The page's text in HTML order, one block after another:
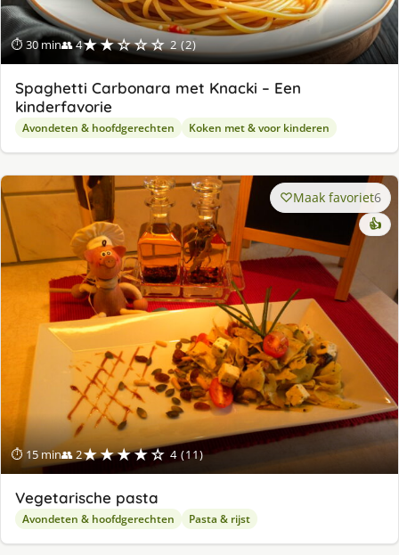
⏱ 30 min👥 4★★☆☆☆ 2 (2)
Spaghetti Carbonara met Knacki – Een
kinderfavorie
Avondeten & hoofdgerechten Koken met & voor kinderen
⏱ 15 min👥 2★★★★☆ 4 (11)
Maak favoriet6
👍
Vegetarische pasta
Avondeten & hoofdgerechten Pasta & rijst